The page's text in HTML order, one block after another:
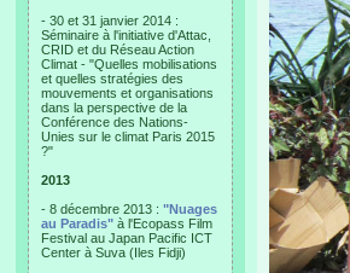
- 30 et 31 janvier 2014 :
Séminaire à l'initiative d'Attac,
CRID et du Réseau Action
Climat - "Quelles mobilisations
et quelles stratégies des
mouvements et organisations
dans la perspective de la
Conférence des Nations-
Unies sur le climat Paris 2015
?"
2013
- 8 décembre 2013 : "Nuages
au Paradis" à l'Ecopass Film
Festival au Japan Pacific ICT
Center à Suva (Iles Fidji)